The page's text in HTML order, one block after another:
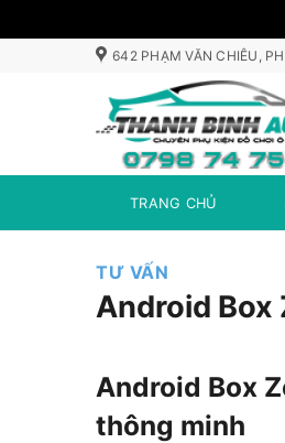
642 PHẠM VĂN CHIÊU,
TRANG CHỦ
TƯ VẤN
Android Box
Android Box
thông minh